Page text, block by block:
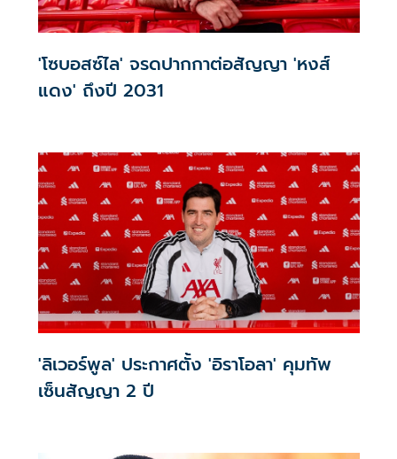
'โซบอสซ์ไล' จรดปากกาต่อสัญญา 'หงส์
แดง' ถึงปี 2031
'ลิเวอร์พูล' ประกาศตั้ง 'อิราโอลา' คุมทัพ
เซ็นสัญญา 2 ปี